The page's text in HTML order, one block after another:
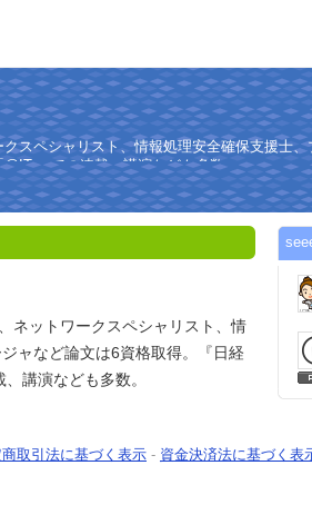
スペシャリスト、情報処理安全確保支援士
」 での連載、講演なども多数。
ネットワークスペシャリスト、情
ャなど論文は6資格取得。『日経
講演なども多数。
取引法に基づく表示 - 資金決済法に基づく表